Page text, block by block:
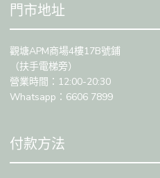
門市地址
觀塘APM商場4樓17B號鋪
（扶手電梯旁）
營業時間：12:00-20:30
Whatsapp：6606 7899
付款方法